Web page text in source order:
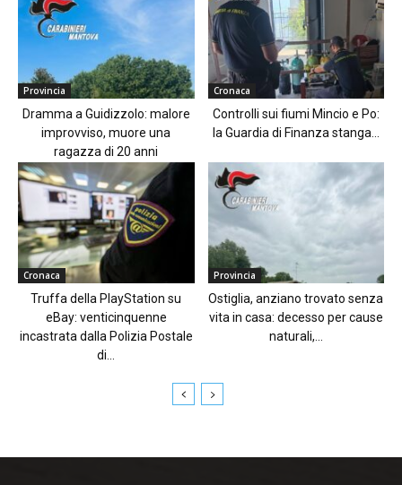
Provincia
Dramma a Guidizzolo: malore
improvviso, muore una
ragazza di 20 anni
Cronaca
Controlli sui fiumi Mincio e Po:
la Guardia di Finanza stanga...
Cronaca
Truffa della PlayStation su
eBay: venticinquenne
incastrata dalla Polizia Postale
di...
Provincia
Ostiglia, anziano trovato senza
vita in casa: decesso per cause
naturali,...